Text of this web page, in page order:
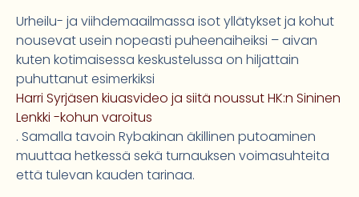
Urheilu- ja viihdemaailmassa isot yllätykset ja kohut
nousevat usein nopeasti puheenaiheiksi – aivan
kuten kotimaisessa keskustelussa on hiljattain
puhuttanut esimerkiksi
Harri Syrjäsen kiuasvideo ja siitä noussut HK:n Sininen
Lenkki -kohun varoitus
. Samalla tavoin Rybakinan äkillinen putoaminen
muuttaa hetkessä sekä turnauksen voimasuhteita
että tulevan kauden tarinaa.